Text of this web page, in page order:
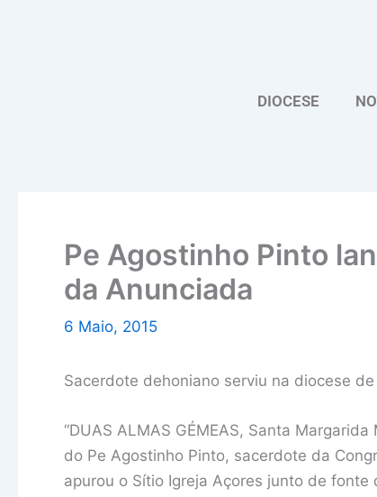
DIOCESE
Pe Agostinho Pinto
da Anunciada
6 Maio, 2015
Sacerdote dehoniano serviu na diocese
“DUAS ALMAS GÉMEAS, Santa
do Pe Agostinho Pinto, sacerdote da
apurou o Sítio Igreja Açores junto de